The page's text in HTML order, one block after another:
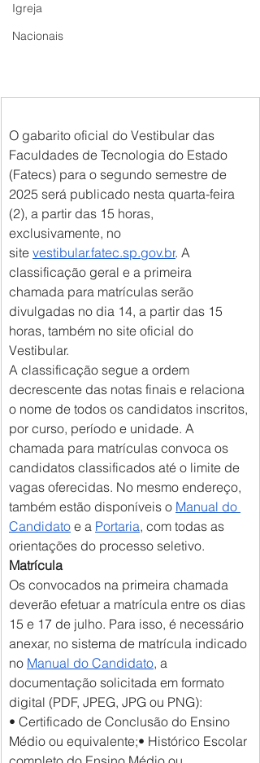
Igreja
Nacionais
O gabarito oficial do Vestibular das
Faculdades de Tecnologia do Estado
(Fatecs) para o segundo semestre de
2025 será publicado nesta quarta-feira
(2), a partir das 15 horas,
exclusivamente, no
site vestibular.fatec.sp.gov.br. A
classificação geral e a primeira
chamada para matrículas serão
divulgadas no dia 14, a partir das 15
horas, também no site oficial do
Vestibular.
A classificação segue a ordem
decrescente das notas finais e relaciona
o nome de todos os candidatos inscritos,
por curso, período e unidade. A
chamada para matrículas convoca os
candidatos classificados até o limite de
vagas oferecidas. No mesmo endereço,
também estão disponíveis o Manual do
Candidato e a Portaria, com todas as
orientações do processo seletivo.
Matrícula
Os convocados na primeira chamada
deverão efetuar a matrícula entre os dias
15 e 17 de julho. Para isso, é necessário
anexar, no sistema de matrícula indicado
no Manual do Candidato, a
documentação solicitada em formato
digital (PDF, JPEG, JPG ou PNG):
• Certificado de Conclusão do Ensino
Médio ou equivalente;• Histórico Escolar